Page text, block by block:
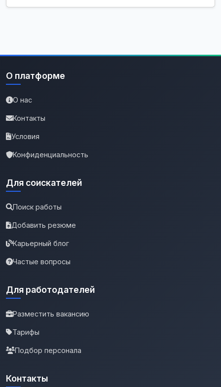
О платформе
О нас
Контакты
Условия
Конфиденциальность
Для соискателей
Поиск работы
Добавить резюме
Карьерный блог
Частые вопросы
Для работодателей
Разместить вакансию
Тарифы
Подбор персонала
Контакты